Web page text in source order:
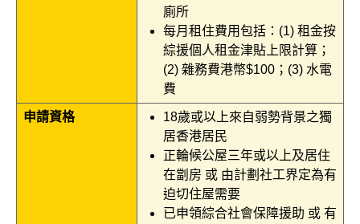
廁所
每月租住費用包括：(1) 租金按
綜援個人租金津貼上限計算；
(2) 雜務費港幣$100；(3) 水電
費
申請資格
18歲或以上來自弱勢背景之獨
居香港居民
正輪候公屋三年或以上及居住
在劏房 或 由計劃社工界定為有
迫切住屋需要
已申領綜合社會保障援助 或 有